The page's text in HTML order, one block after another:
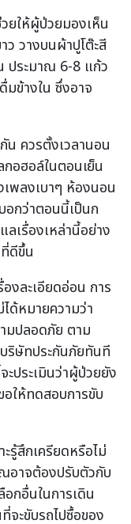
ยให้ผู้ป่วยมองเห็น
ว วางบนผ้าปูโต๊ะสี
ประมาณ 6-8 แก้ว
มข้างใน ซึ่งอาจ
ควรตั้งเวลานอน
อฮอล์ในตอนเย็น
พลงเบาๆ ห้องนอน
อกว่าตอนนี้เป็นก
เรื่องเหล่านี้อย่าง
ดีขึ้น
งละเอียดอ่อน การ
ได้หมายความว่า
ปลอดภัย ตาม
ริษัทประกันภัยทันที
ประเมินว่าผู้ป่วยยัง
ให้ทดสอบการขับ
รู้สึกเครียดหรือไม่
อาจต้องปรับตัวกับ
กอื่นในการเดิน
จะขับรถไปซื้อของ